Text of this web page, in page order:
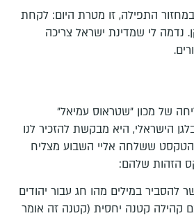
התפילה, זו מטרת היום: לקחת
נדמה לי שמדינת ישראל צריכה
של מכון "שטראוס עמיאל"
הישראלי, היא מבקשת להזכיר לנו
ששלחה אליי השבוע מצליח
הזהות שלהם:
להסביר במילים מהו חג עבור יהודים
קהילה קטנה יחסית (קטנה זה אומר